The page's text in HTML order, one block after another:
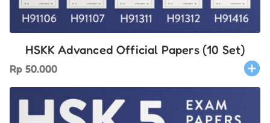
HSKK Advanced Official Papers (10 Set)
Rp 50.000